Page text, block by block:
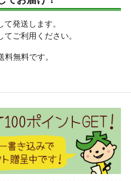
発送します。
ご利用ください。
無料です。